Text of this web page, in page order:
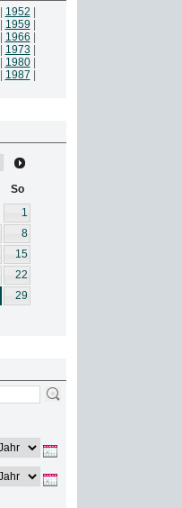
1952
1959
1966
1973
1980|
1987
So
1
8
15
22
29